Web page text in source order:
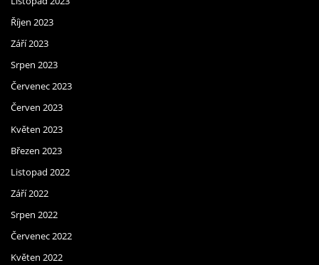
Říjen 2023
Září 2023
Srpen 2023
Červenec 2023
Červen 2023
Květen 2023
Březen 2023
Listopad 2022
Září 2022
Srpen 2022
Červenec 2022
Květen 2022